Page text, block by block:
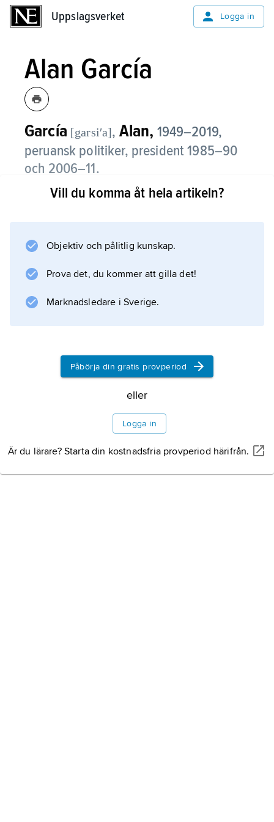
Uppslagsverket Logga in
Alan García
García [garsiʹa], Alan, 1949–2019,
peruansk politiker, president 1985–90
och 2006–11.
Alan García var ledare för APRA-partiet och
ledde till konflikt med USA, Internationella
bankväsendet. Föga realistiska åtgärder
utmynnade i landets värsta ekonomiska kris
någonsin. Våldet ökade lavinartat, och en våg
Information om artikeln
Vill du komma åt hela artikeln?
Objektiv och pålitlig kunskap.
Prova det, du kommer att gilla det!
Marknadsledare i Sverige.
Påbörja din gratis provperiod
eller
Logga in
Är du lärare? Starta din kostnadsfria provperiod härifrån.